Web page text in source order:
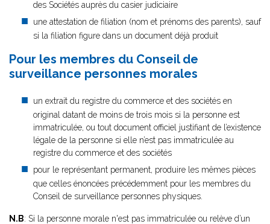
des Sociétés auprès du casier judiciaire
une attestation de filiation (nom et prénoms des parents), sauf
si la filiation figure dans un document déjà produit
Pour les membres du Conseil de
surveillance personnes morales
un extrait du registre du commerce et des sociétés en
original datant de moins de trois mois si la personne est
immatriculée, ou tout document officiel justifiant de l’existence
légale de la personne si elle n’est pas immatriculée au
registre du commerce et des sociétés
pour le représentant permanent, produire les mêmes pièces
que celles énoncées précédemment pour les membres du
Conseil de surveillance personnes physiques.
N.B: Si la personne morale n'est pas immatriculée ou relève d’un